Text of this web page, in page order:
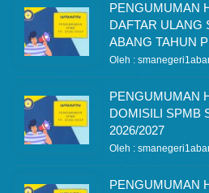
PENGUMUMAN
DAFTAR ULANG
ABANG TAHUN
Oleh :
PENGUMUMAN
DOMISILI SPMB
2026/2027
Oleh :
PENGUMUMAN